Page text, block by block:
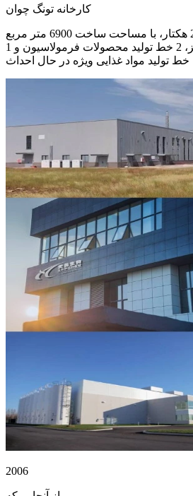
کارخانه تونگ چوان
دارا بودن 3 کارگاه تمیز، 2 خط تولید محصولات فرمولاسیون و 1
خط تولید مواد غذایی ویژه در حال احداث
2006